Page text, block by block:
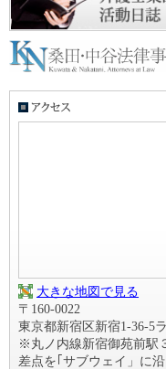
大きな地図で見る
〒160-0022
東京都新宿区新宿1-36-5
※丸ノ内線新宿御苑前駅
差点を｢サブウェイ」に